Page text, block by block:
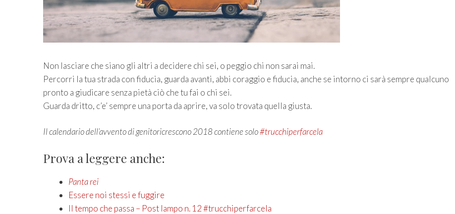
Non lasciare che siano gli altri a decidere chi sei, o peggio chi non sarai mai.
Percorri la tua strada con fiducia, guarda avanti, abbi coraggio e fiducia, anche se intorno ci sarà sempre qualcuno
pronto a giudicare senza pietà ciò che tu fai o chi sei.
Guarda dritto, c’e’ sempre una porta da aprire, va solo trovata quella giusta.
Il calendario dell’avvento di genitoricrescono 2018 contiene solo#trucchiperfarcela
Prova a leggere anche:
Panta rei
Essere noi stessi e fuggire
Il tempo che passa – Post lampo n. 12 #trucchiperfarcela